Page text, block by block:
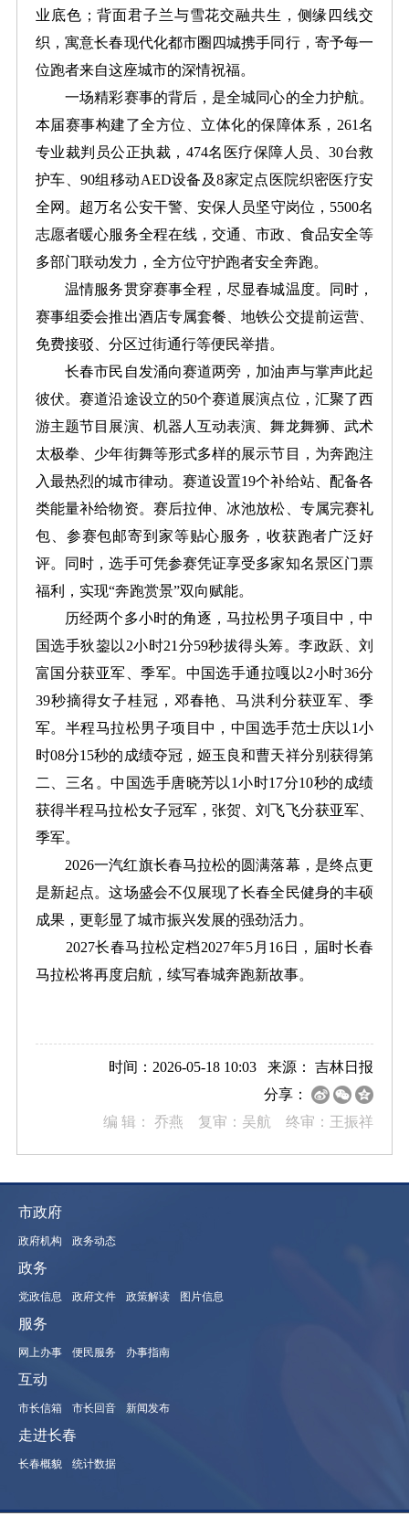
业底色；背面君子兰与雪花交融共生，侧缘四线交
织，寓意长春现代化都市圈四城携手同行，寄予每一
位跑者来自这座城市的深情祝福。
一场精彩赛事的背后，是全城同心的全力护航。
本届赛事构建了全方位、立体化的保障体系，261名
专业裁判员公正执裁，474名医疗保障人员、30台救
护车、90组移动AED设备及8家定点医院织密医疗安
全网。超万名公安干警、安保人员坚守岗位，5500名
志愿者暖心服务全程在线，交通、市政、食品安全等
多部门联动发力，全方位守护跑者安全奔跑。
温情服务贯穿赛事全程，尽显春城温度。同时，
赛事组委会推出酒店专属套餐、地铁公交提前运营、
免费接驳、分区过街通行等便民举措。
长春市民自发涌向赛道两旁，加油声与掌声此起
彼伏。赛道沿途设立的50个赛道展演点位，汇聚了西
游主题节目展演、机器人互动表演、舞龙舞狮、武术
太极拳、少年街舞等形式多样的展示节目，为奔跑注
入最热烈的城市律动。赛道设置19个补给站、配备各
类能量补给物资。赛后拉伸、冰池放松、专属完赛礼
包、参赛包邮寄到家等贴心服务，收获跑者广泛好
评。同时，选手可凭参赛凭证享受多家知名景区门票
福利，实现“奔跑赏景”双向赋能。
历经两个多小时的角逐，马拉松男子项目中，中
国选手狄鋆以2小时21分59秒拔得头筹。李政跃、刘
富国分获亚军、季军。中国选手通拉嘎以2小时36分
39秒摘得女子桂冠，邓春艳、马洪利分获亚军、季
军。半程马拉松男子项目中，中国选手范士庆以1小
时08分15秒的成绩夺冠，姬玉良和曹天祥分别获得第
二、三名。中国选手唐晓芳以1小时17分10秒的成绩
获得半程马拉松女子冠军，张贺、刘飞飞分获亚军、
季军。
2026一汽红旗长春马拉松的圆满落幕，是终点更
是新起点。这场盛会不仅展现了长春全民健身的丰硕
成果，更彰显了城市振兴发展的强劲活力。
2027长春马拉松定档2027年5月16日，届时长春
马拉松将再度启航，续写春城奔跑新故事。
时间：2026-05-18 10:03 来源：吉林日报
分享：
编 辑：乔燕 复审：吴航 终审：王振祥
市政府
政府机构 政务动态
政务
党政信息 政府文件 政策解读 图片信息
服务
网上办事 便民服务 办事指南
互动
市长信箱 市长回音 新闻发布
走进长春
长春概貌 统计数据